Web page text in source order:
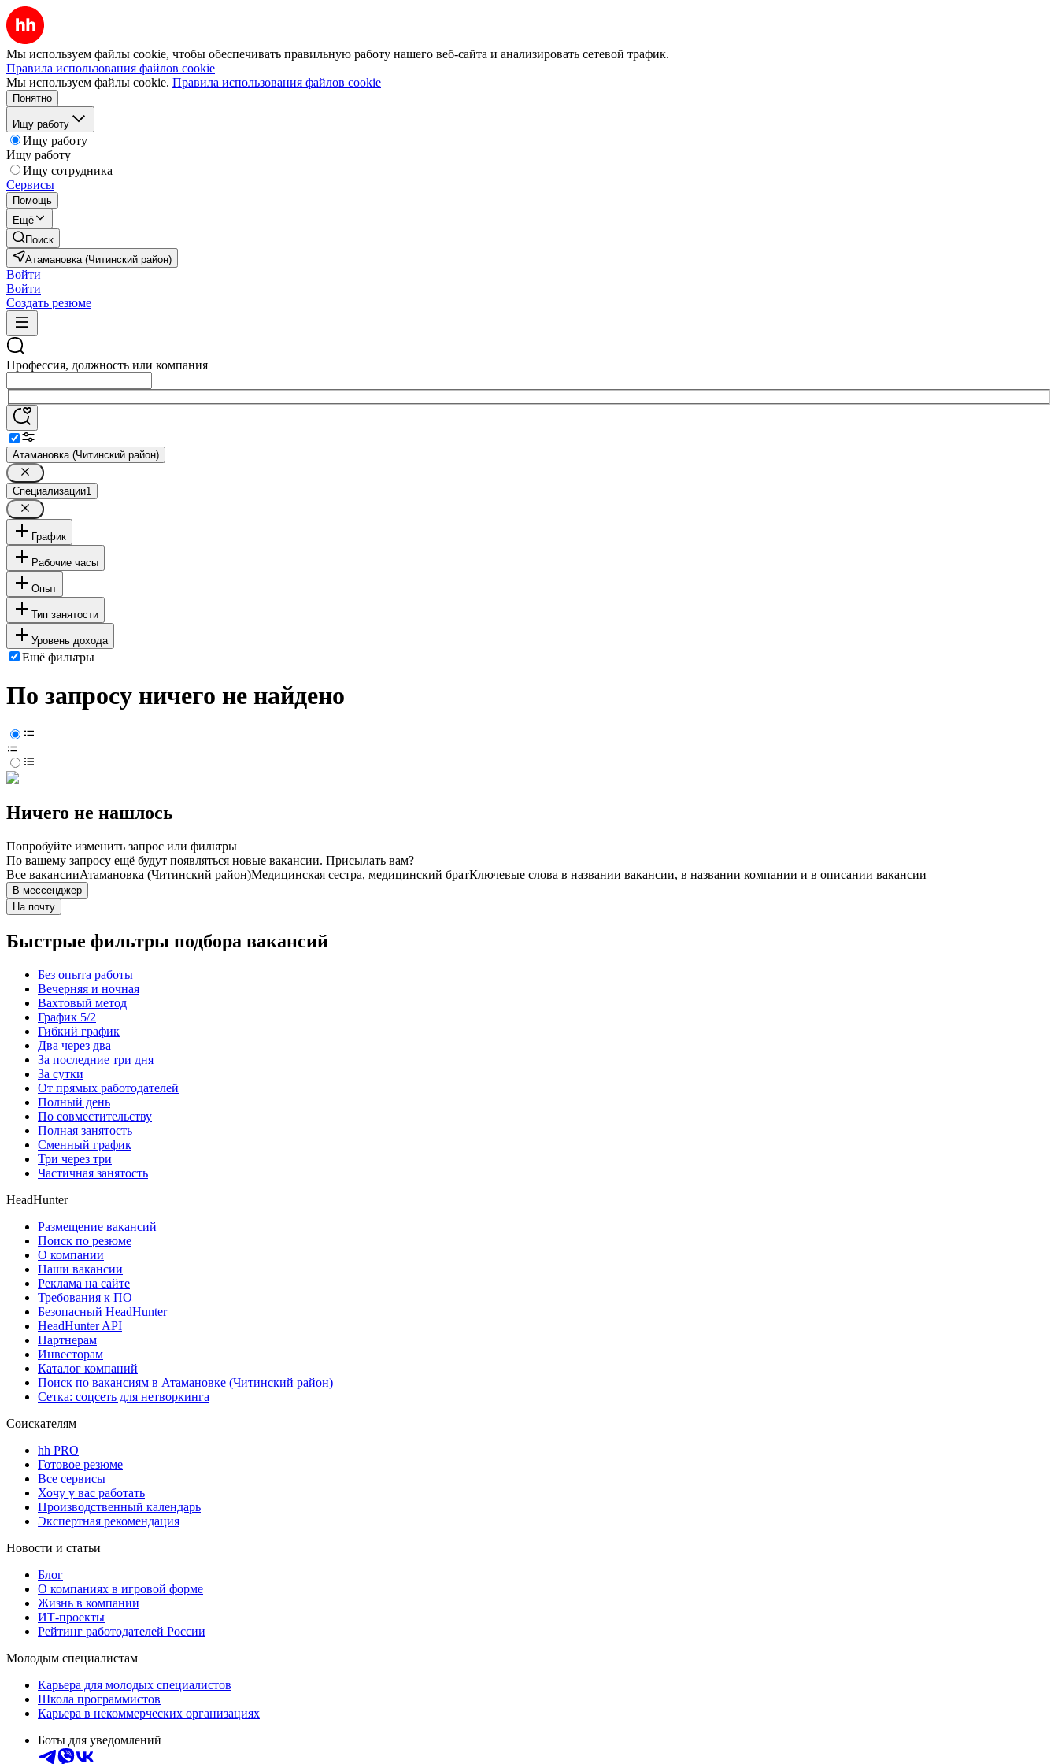
Мы используем файлы cookie, чтобы обеспечивать правильную работу нашего веб-сайта и анализировать сетевой трафик.
Правила использования файлов cookie
Мы используем файлы cookie. Правила использования файлов cookie
Понятно
Ищу работу
Ищу работу
Ищу работу
Ищу сотрудника
Сервисы
Помощь
Ещё
Поиск
Атамановка (Читинский район)
Войти
Войти
Создать резюме
Профессия, должность или компания
Атамановка (Читинский район)
Специализации1
График
Рабочие часы
Опыт
Тип занятости
Уровень дохода
Ещё фильтры
По запросу ничего не найдено
Ничего не нашлось
Попробуйте изменить запрос или фильтры
По вашему запросу ещё будут появляться новые вакансии. Присылать вам?
Все вакансииАтамановка (Читинский район)Медицинская сестра, медицинский братКлючевые слова в названии вакансии, в названии компании и в описании вакансии
В мессенджер
На почту
Быстрые фильтры подбора вакансий
Без опыта работы
Вечерняя и ночная
Вахтовый метод
График 5/2
Гибкий график
Два через два
За последние три дня
За сутки
От прямых работодателей
Полный день
По совместительству
Полная занятость
Сменный график
Три через три
Частичная занятость
HeadHunter
Размещение вакансий
Поиск по резюме
О компании
Наши вакансии
Реклама на сайте
Требования к ПО
Безопасный HeadHunter
HeadHunter API
Партнерам
Инвесторам
Каталог компаний
Поиск по вакансиям в Атамановке (Читинский район)
Сетка: соцсеть для нетворкинга
Соискателям
hh PRO
Готовое резюме
Все сервисы
Хочу у вас работать
Производственный календарь
Экспертная рекомендация
Новости и статьи
Блог
О компаниях в игровой форме
Жизнь в компании
ИТ-проекты
Рейтинг работодателей России
Молодым специалистам
Карьера для молодых специалистов
Школа программистов
Карьера в некоммерческих организациях
Боты для уведомлений